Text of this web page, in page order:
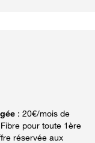
: 20€/mois de
pour toute 1ère
réservée aux